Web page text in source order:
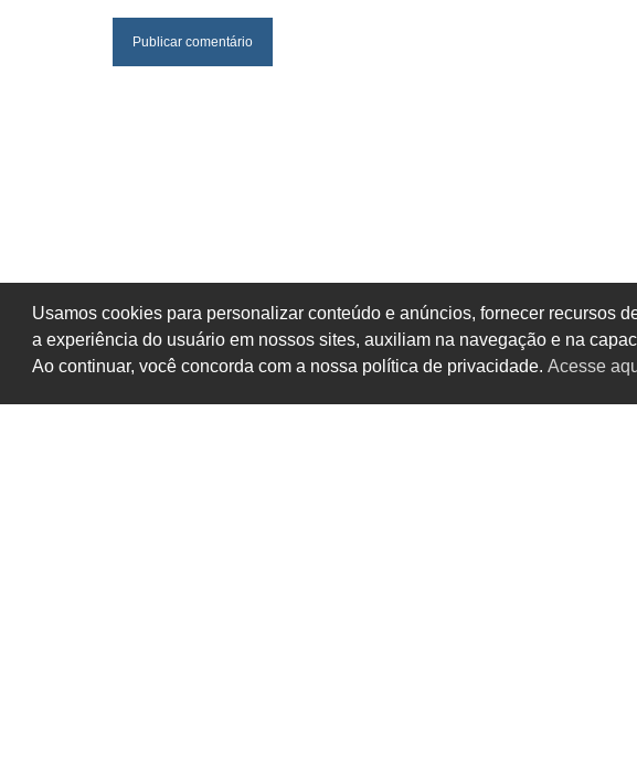
Usamos cookies para personalizar conteúdo e anúncios, fornecer recursos
a experiência do usuário em nossos sites, auxiliam na navegação e na
Ao continuar, você concorda com a nossa política de privacidade. Acesse